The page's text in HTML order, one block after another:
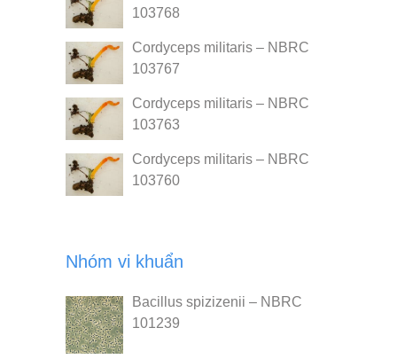
103768
Cordyceps militaris – NBRC
103767
Cordyceps militaris – NBRC
103763
Cordyceps militaris – NBRC
103760
Nhóm vi khuẩn
Bacillus spizizenii – NBRC
101239